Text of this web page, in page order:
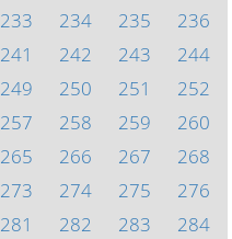
233 234 235
236
241 242 243
244
249 250 251
252
257 258 259
260
265 266 267
268
273 274 275
276
281 282 283
284